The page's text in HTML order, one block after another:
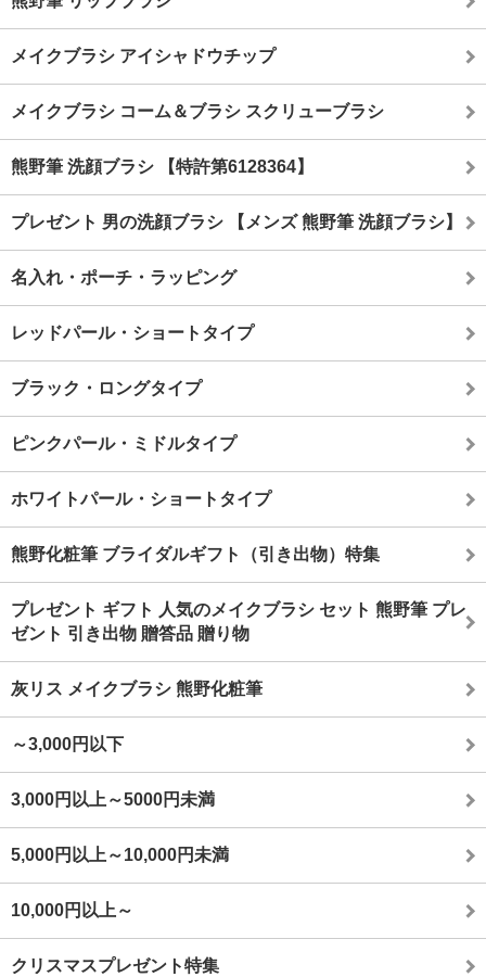
メイクブラシ アイシャドウチップ
メイクブラシ コーム＆ブラシ スクリューブラシ
熊野筆 洗顔ブラシ 【特許第6128364】
プレゼント 男の洗顔ブラシ 【メンズ 熊野筆 洗顔ブラシ】
名入れ・ポーチ・ラッピング
レッドパール・ショートタイプ
ブラック・ロングタイプ
ピンクパール・ミドルタイプ
ホワイトパール・ショートタイプ
熊野化粧筆 ブライダルギフト（引き出物）特集
プレゼント ギフト 人気のメイクブラシ セット 熊野筆 プレ
ゼント 引き出物 贈答品 贈り物
灰リス メイクブラシ 熊野化粧筆
～3,000円以下
3,000円以上～5000円未満
5,000円以上～10,000円未満
10,000円以上～
クリスマスプレゼント特集